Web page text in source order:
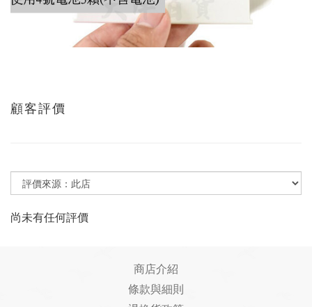
顧客評價
尚未有任何評價
商店介紹
條款與細則